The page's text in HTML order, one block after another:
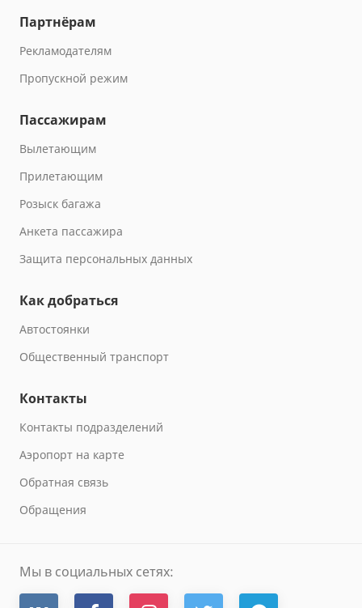
Партнёрам
Рекламодателям
Пропускной режим
Пассажирам
Вылетающим
Прилетающим
Розыск багажа
Анкета пассажира
Защита персональных данных
Как добраться
Автостоянки
Общественный транспорт
Контакты
Контакты подразделений
Аэропорт на карте
Обратная связь
Обращения
Мы в социальных сетях: